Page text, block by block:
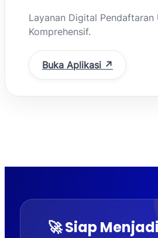
Layanan Digital Pendaftaran
Komprehensif.
Buka Aplikasi ↗
🚀 Siap